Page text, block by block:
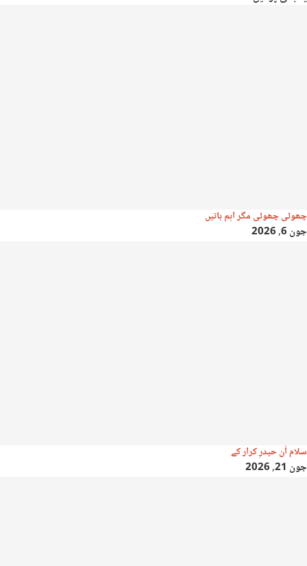
چھوٹی چھوٹی مگر اہم باتیں
جون 6, 2026
سلام اُن حیدرِ کرار کے
جون 21, 2026